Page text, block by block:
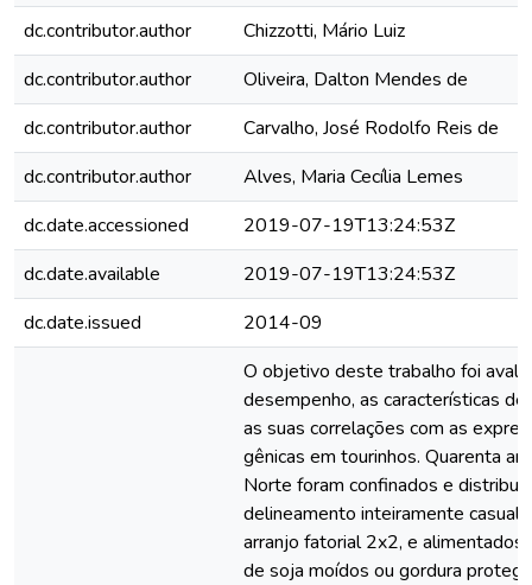
dc.contributor.author
Chizzotti, Mário Luiz
dc.contributor.author
Oliveira, Dalton Mendes de
dc.contributor.author
Carvalho, José Rodolfo Reis de
dc.contributor.author
Alves, Maria Cecília Lemes
dc.date.accessioned
2019-07-19T13:24:53Z
dc.date.available
2019-07-19T13:24:53Z
dc.date.issued
2014-09
O objetivo deste trabalho foi
desempenho, as características de
as suas correlações com as
gênicas em tourinhos. Quarenta
Norte foram confinados e
delineamento inteiramente
arranjo fatorial 2x2, e alimentados
de soja moídos ou gordura